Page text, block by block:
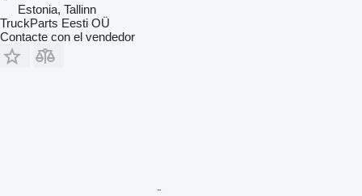
Estonia, Tallinn
TruckParts Eesti OÜ
Contacte con el vendedor